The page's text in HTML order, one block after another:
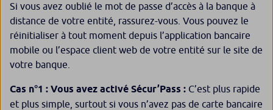
Si vous avez oublié le mot de passe d’accès à la banque à
distance de votre entité, rassurez-vous. Vous pouvez le
réinitialiser à tout moment depuis l’application bancaire
mobile ou l’espace client web de votre entité sur le site de
votre banque.
Cas n°1 : Vous avez activé Sécur’Pass : C’est plus rapide
et plus simple, surtout si vous n’avez pas de carte bancaire